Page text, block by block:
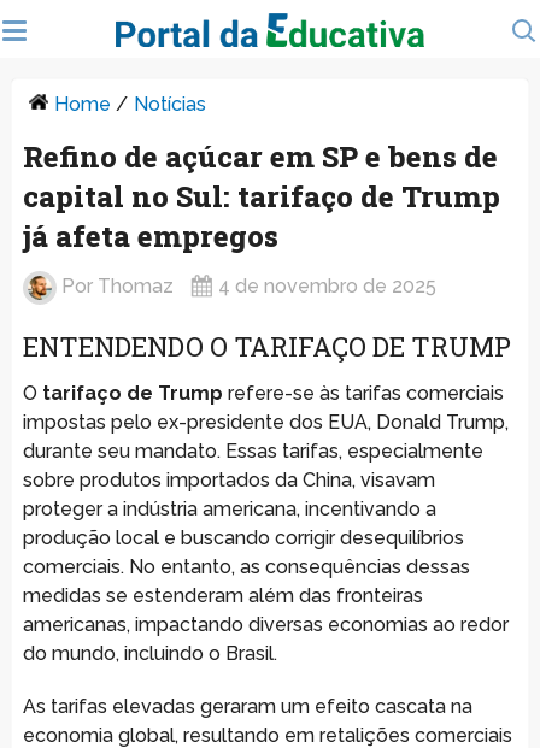
Home / Notícias
Refino de açúcar em SP e bens de
capital no Sul: tarifaço de Trump
já afeta empregos
Por Thomaz 4 de novembro de 2025
ENTENDENDO O TARIFAÇO DE TRUMP
O tarifaço de Trump refere-se às tarifas comerciais
impostas pelo ex-presidente dos EUA, Donald Trump,
durante seu mandato. Essas tarifas, especialmente
sobre produtos importados da China, visavam
proteger a indústria americana, incentivando a
produção local e buscando corrigir desequilíbrios
comerciais. No entanto, as consequências dessas
medidas se estenderam além das fronteiras
americanas, impactando diversas economias ao redor
do mundo, incluindo o Brasil.
As tarifas elevadas geraram um efeito cascata na
economia global, resultando em retalições comerciais